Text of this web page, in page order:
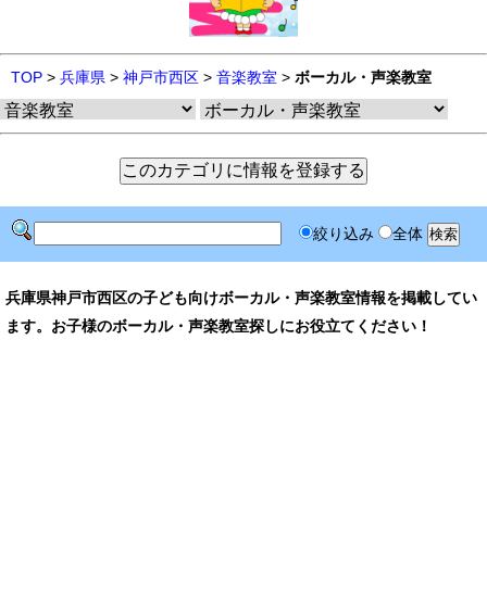
TOP > 兵庫県 > 神戸市西区 > 音楽教室 > ボーカル・声楽教室
絞り込み 全体
兵庫県神戸市西区の子ども向けボーカル・声楽教室情報を掲載してい
ます。お子様のボーカル・声楽教室探しにお役立てください！